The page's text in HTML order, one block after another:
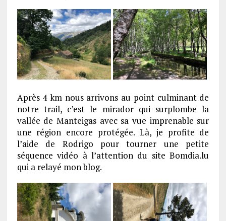
Après 4 km nous arrivons au point culminant de
notre trail, c’est le mirador qui surplombe la
vallée de Manteigas avec sa vue imprenable sur
une région encore protégée. Là, je profite de
l’aide de Rodrigo pour tourner une petite
séquence vidéo à l’attention du site Bomdia.lu
qui a relayé mon blog.